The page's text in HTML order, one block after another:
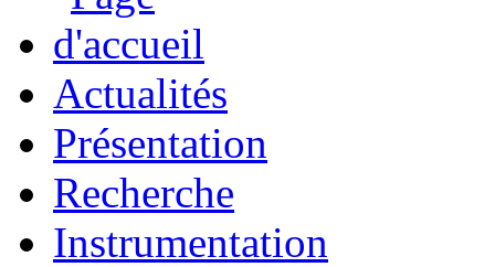
Actualités
Présentation
Recherche
Instrumentation